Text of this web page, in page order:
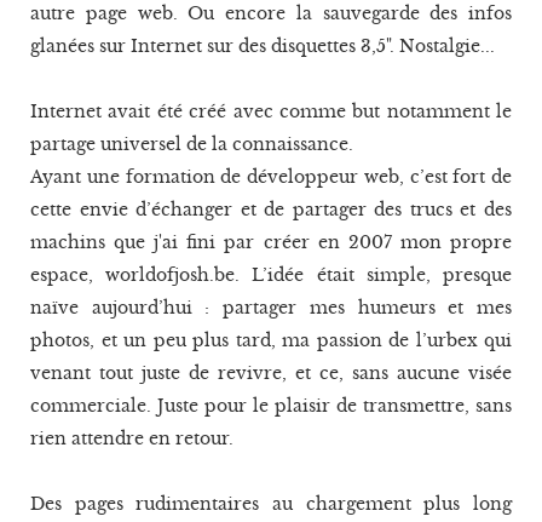
autre page web. Ou encore la sauvegarde des infos
glanées sur Internet sur des disquettes 3,5". Nostalgie...
Internet avait été créé avec comme but notamment le
partage universel de la connaissance.
Ayant une formation de développeur web, c’est fort de
cette envie d’échanger et de partager des trucs et des
machins que j'ai fini par créer en 2007 mon propre
espace, worldofjosh.be. L’idée était simple, presque
naïve aujourd’hui : partager mes humeurs et mes
photos, et un peu plus tard, ma passion de l’urbex qui
venant tout juste de revivre, et ce, sans aucune visée
commerciale. Juste pour le plaisir de transmettre, sans
rien attendre en retour.
Des pages rudimentaires au chargement plus long